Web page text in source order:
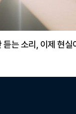
는 소리, 이제 현실